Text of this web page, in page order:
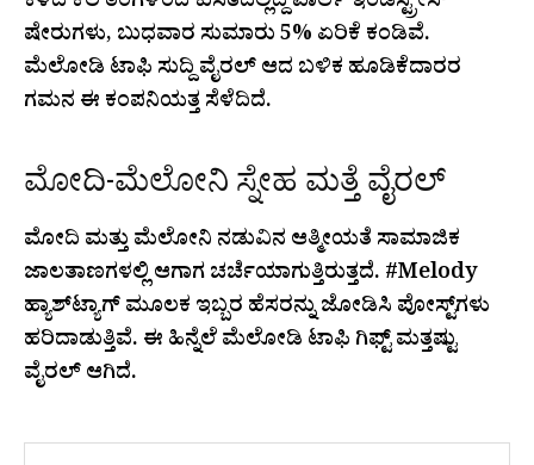
ಷೇರುಗಳು, ಬುಧವಾರ ಸುಮಾರು 5% ಏರಿಕೆ ಕಂಡಿವೆ.
ಮೆಲೋಡಿ ಟಾಫಿ ಸುದ್ದಿ ವೈರಲ್ ಆದ ಬಳಿಕ ಹೂಡಿಕೆದಾರರ
ಗಮನ ಈ ಕಂಪನಿಯತ್ತ ಸೆಳೆದಿದೆ.
ಮೋದಿ-ಮೆಲೋನಿ ಸ್ನೇಹ ಮತ್ತೆ ವೈರಲ್
ಮೋದಿ ಮತ್ತು ಮೆಲೋನಿ ನಡುವಿನ ಆತ್ಮೀಯತೆ ಸಾಮಾಜಿಕ
ಜಾಲತಾಣಗಳಲ್ಲಿ ಆಗಾಗ ಚರ್ಚೆಯಾಗುತ್ತಿರುತ್ತದೆ. #Melody
ಹ್ಯಾಶ್‌ಟ್ಯಾಗ್ ಮೂಲಕ ಇಬ್ಬರ ಹೆಸರನ್ನು ಜೋಡಿಸಿ ಪೋಸ್ಟ್‌ಗಳು
ಹರಿದಾಡುತ್ತಿವೆ. ಈ ಹಿನ್ನೆಲೆ ಮೆಲೋಡಿ ಟಾಫಿ ಗಿಫ್ಟ್ ಮತ್ತಷ್ಟು
ವೈರಲ್ ಆಗಿದೆ.